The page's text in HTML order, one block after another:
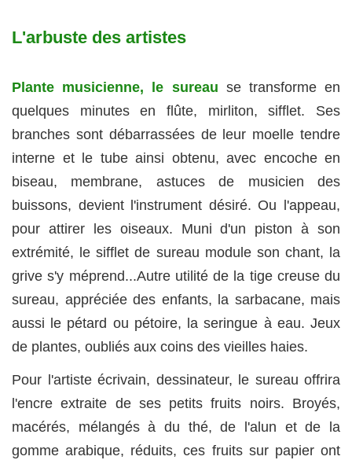
L'arbuste des artistes
Plante musicienne, le sureau se transforme en
quelques minutes en flûte, mirliton, sifflet. Ses
branches sont débarrassées de leur moelle tendre
interne et le tube ainsi obtenu, avec encoche en
biseau, membrane, astuces de musicien des
buissons, devient l'instrument désiré. Ou l'appeau,
pour attirer les oiseaux. Muni d'un piston à son
extrémité, le sifflet de sureau module son chant, la
grive s'y méprend...Autre utilité de la tige creuse du
sureau, appréciée des enfants, la sarbacane, mais
aussi le pétard ou pétoire, la seringue à eau. Jeux
de plantes, oubliés aux coins des vieilles haies.
Pour l'artiste écrivain, dessinateur, le sureau offrira
l'encre extraite de ses petits fruits noirs. Broyés,
macérés, mélangés à du thé, de l'alun et de la
gomme arabique, réduits, ces fruits sur papier ont